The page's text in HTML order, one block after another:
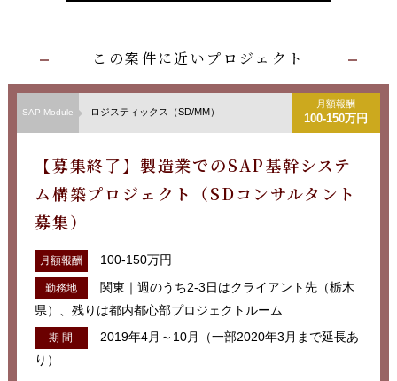
この案件に近いプロジェクト
SAP Module ロジスティックス（SD/MM）
月額報酬
100-150万円
【募集終了】製造業でのSAP基幹システ
ム構築プロジェクト（SDコンサルタント
募集）
月額報酬 100-150万円
勤務地
関東｜週のうち2-3日はクライアント先（栃木
県）、残りは都内都心部プロジェクトルーム
期 間
2019年4月～10月（一部2020年3月まで延長あ
り）